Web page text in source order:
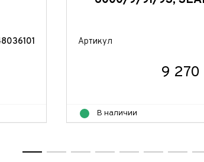
Артикул
9 270
В наличии